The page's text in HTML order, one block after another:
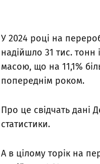
У 2024 році на
надійшло 31 тис. тонн
масою, що на 11,1%
попереднім роком.
Про це свідчать дані
статистики.
А в цілому торік на